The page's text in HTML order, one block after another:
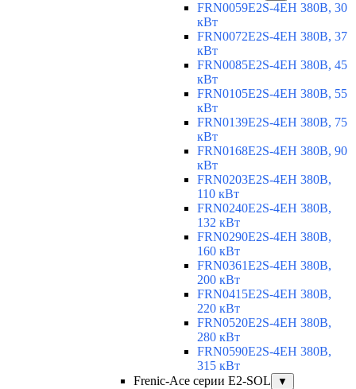
FRN0059E2S-4EH 380В, 30
кВт
FRN0072E2S-4EH 380В, 37
кВт
FRN0085E2S-4EH 380В, 45
кВт
FRN0105E2S-4EH 380В, 55
кВт
FRN0139E2S-4EH 380В, 75
кВт
FRN0168E2S-4EH 380В, 90
кВт
FRN0203E2S-4EH 380В,
110 кВт
FRN0240E2S-4EH 380В,
132 кВт
FRN0290E2S-4EH 380В,
160 кВт
FRN0361E2S-4EH 380В,
200 кВт
FRN0415E2S-4EH 380В,
220 кВт
FRN0520E2S-4EH 380В,
280 кВт
FRN0590E2S-4EH 380В,
315 кВт
Frenic-Ace серии E2-SOL
▼